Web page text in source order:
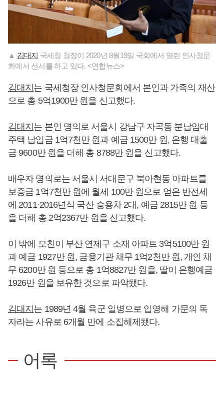
▲ 김대지 국세청 청장이 2020년 8월19일 국회에서 열린 인사청문
회에서 선서를 하고 있다. <연합뉴스>
김대지는 국세청장 인사청문회에서 본인과 가족의 재산
으로 총 5억1900만 원을 신고했다.
김대지는 본인 명의로 서울시 강남구 자곡동 분납임대
주택 납입금 1억7천만 원과 예금 1500만 원, 은행 대출
금 9600만 원을 더해 총 8788만 원을 신고했다.
배우자 명의로는 서울시 서대문구 북아현동 아파트를
보증금 1억7천만 원에 월세 100만 원으로 얻은 반전세
에 2011·2016년식 국산 승용차 2대, 예금 2815만 원 등
을 더해 총 2억2367만 원을 신고했다.
이 밖에 모친이 부산 연제구 소재 아파트 3억5100만 원
과 예금 1927만 원, 금융기관 채무 1억2천만 원, 개인 채
무 6200만 원 등으로 총 1억8827만 원을, 딸이 은행예금
1926만 원을 보유한 것으로 파악됐다.
김대지는 1989년 4월 육군 일병으로 입영해 가문의 독
자라는 사유로 6개월 만에 소집해제됐다.
어록